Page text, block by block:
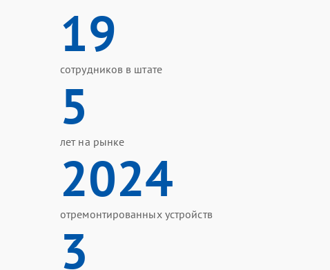
19
сотрудников в штате
5
лет на рынке
2024
отремонтированных устройств
3